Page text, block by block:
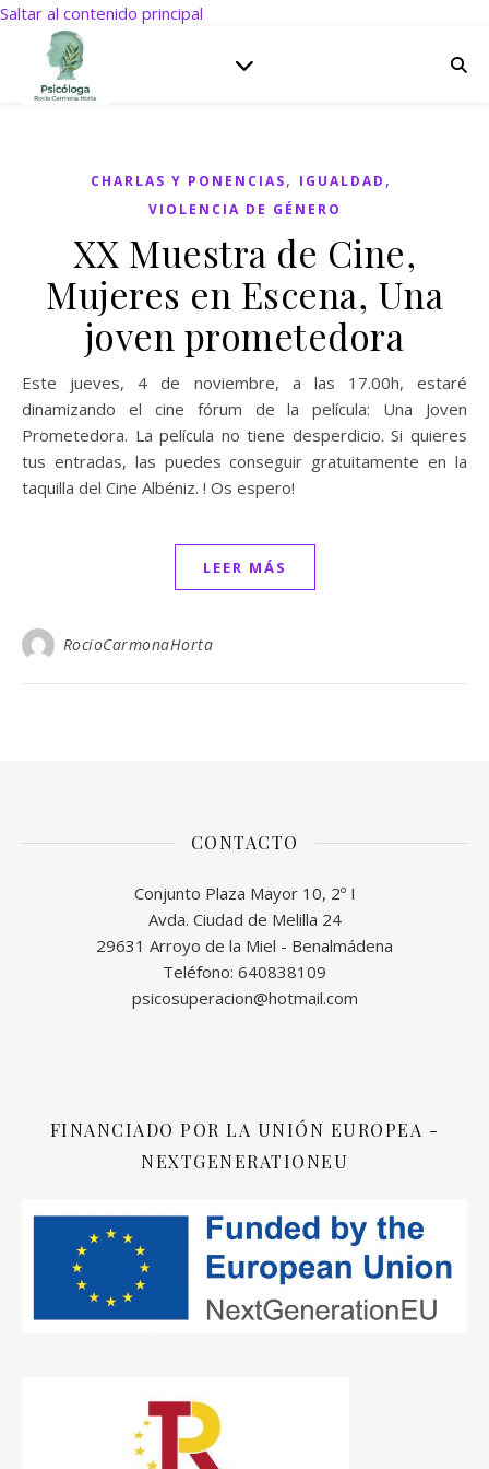
Saltar al contenido principal
CHARLAS Y PONENCIAS, IGUALDAD ,
VIOLENCIA DE GÉNERO
XX Muestra de Cine,
Mujeres en Escena, Una
joven prometedora
Este jueves, 4 de noviembre, a las 17.00h, estaré
dinamizando el cine fórum de la película: Una Joven
Prometedora. La película no tiene desperdicio. Si quieres
tus entradas, las puedes conseguir gratuitamente en la
taquilla del Cine Albéniz. ! Os espero!
LEER MÁS
RocioCarmonaHorta
CONTACTO
Conjunto Plaza Mayor 10, 2º I
Avda. Ciudad de Melilla 24
29631 Arroyo de la Miel - Benalmádena
Teléfono: 640838109
psicosuperacion@hotmail.com
FINANCIADO POR LA UNIÓN EUROPEA -
NEXTGENERATIONEU